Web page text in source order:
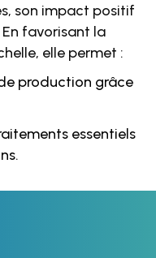
son impact positif
favorisant la
elle permet :
production grâce
essentiels